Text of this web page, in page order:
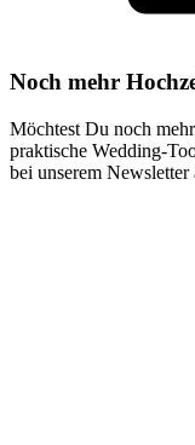
Noch mehr
Möchtest Du noch
praktische Wedding-
bei unserem Newsletter